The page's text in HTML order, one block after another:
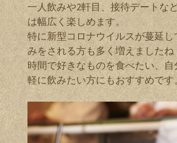
一人飲みや2軒目、接待デートな
は幅広く楽しめます。
特に新型コロナウイルスが蔓延
みをされる方も多く増えました
時間で好きなものを食べたい、
軽に飲みたい方にもおすすめです。